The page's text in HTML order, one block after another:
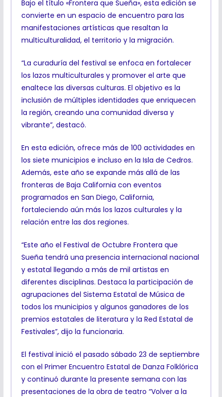
Bajo el título «Frontera que Sueña», esta edición se
convierte en un espacio de encuentro para las
manifestaciones artísticas que resaltan la
multiculturalidad, el territorio y la migración.
“La curaduría del festival se enfoca en fortalecer
los lazos multiculturales y promover el arte que
enaltece las diversas culturas. El objetivo es la
inclusión de múltiples identidades que enriquecen
la región, creando una comunidad diversa y
vibrante”, destacó.
En esta edición, ofrece más de 100 actividades en
los siete municipios e incluso en la Isla de Cedros.
Además, este año se expande más allá de las
fronteras de Baja California con eventos
programados en San Diego, California,
fortaleciendo aún más los lazos culturales y la
relación entre las dos regiones.
“Este año el Festival de Octubre Frontera que
Sueña tendrá una presencia internacional nacional
y estatal llegando a más de mil artistas en
diferentes disciplinas. Destaca la participación de
agrupaciones del Sistema Estatal de Música de
todos los municipios y algunos ganadores de los
premios estatales de literatura y la Red Estatal de
Festivales”, dijo la funcionaria.
El festival inició el pasado sábado 23 de septiembre
con el Primer Encuentro Estatal de Danza Folklórica
y continuó durante la presente semana con las
presentaciones de la obra de teatro “Volver a la